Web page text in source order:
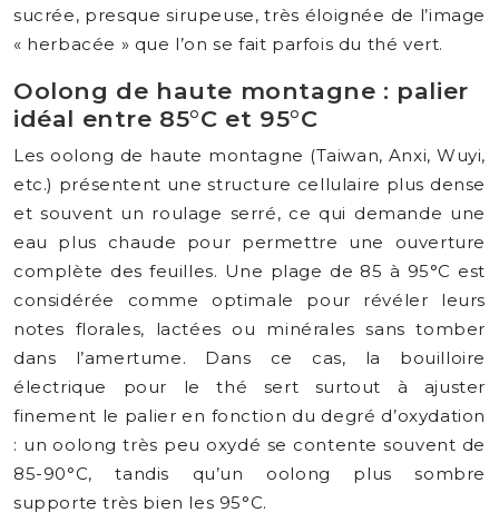
sucrée, presque sirupeuse, très éloignée de l’image
« herbacée » que l’on se fait parfois du thé vert.
Oolong de haute montagne : palier
idéal entre 85°C et 95°C
Les oolong de haute montagne (Taiwan, Anxi, Wuyi,
etc.) présentent une structure cellulaire plus dense
et souvent un roulage serré, ce qui demande une
eau plus chaude pour permettre une ouverture
complète des feuilles. Une plage de 85 à 95°C est
considérée comme optimale pour révéler leurs
notes florales, lactées ou minérales sans tomber
dans l’amertume. Dans ce cas, la bouilloire
électrique pour le thé sert surtout à ajuster
finement le palier en fonction du degré d’oxydation
: un oolong très peu oxydé se contente souvent de
85-90°C, tandis qu’un oolong plus sombre
supporte très bien les 95°C.